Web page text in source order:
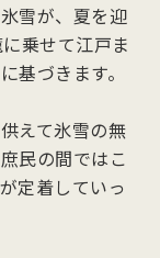
雪が、夏を迎
乗せて江戸ま
基づきます。
えて氷雪の無
民の間ではこ
定着していっ